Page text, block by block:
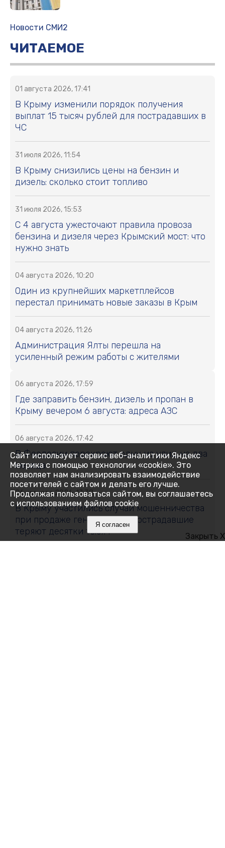
Новости СМИ2
ЧИТАЕМОЕ
01 августа 2026, 17:41
В Крыму изменили порядок получения
выплат 15 тысяч рублей для пострадавших в
ЧС
31 июля 2026, 11:54
В Крыму снизились цены на бензин и
дизель: сколько стоит топливо
31 июля 2026, 15:53
С 4 августа ужесточают правила провоза
бензина и дизеля через Крымский мост: что
нужно знать
04 августа 2026, 10:20
Один из крупнейших маркетплейсов
перестал принимать новые заказы в Крым
04 августа 2026, 11:26
Администрация Ялты перешла на
усиленный режим работы с жителями
06 августа 2026, 17:59
Где заправить бензин, дизель и пропан в
Крыму вечером 6 августа: адреса АЗС
06 августа 2026, 17:42
В Феодосии перекроют одну из улиц на два
месяца
06 августа 2026, 17:38
В Крыму участились случаи мошенничества
при продаже генераторов: пострадавшие
теряют десятки тысяч
Закрыть X
Сайт использует сервис веб-аналитики Яндекс
Метрика с помощью технологии «cookie». Это
позволяет нам анализировать взаимодействие
посетителей с сайтом и делать его лучше.
Продолжая пользоваться сайтом, вы соглашаетесь
с использованием файлов cookie
Я согласен